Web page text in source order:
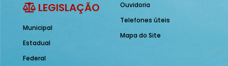
LEGISLAÇÃO
Municipal
Estadual
Federal
Ouvidoria
Telefones úteis
Mapa do Site